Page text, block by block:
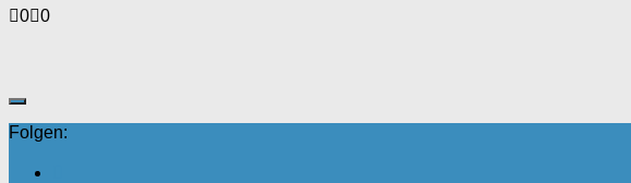
Anklicken
0 Anklicken
0
Folgen: